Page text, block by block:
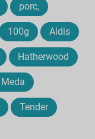
porc,
100g Aldis
Hatherwood
Meda
Tender